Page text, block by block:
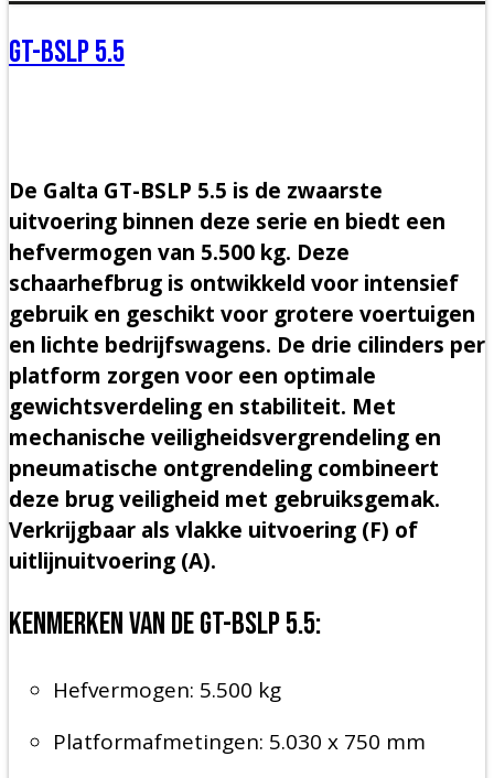
GT-BSLP 5.5
De Galta GT-BSLP 5.5 is de zwaarste
uitvoering binnen deze serie en biedt een
hefvermogen van 5.500 kg. Deze
schaarhefbrug is ontwikkeld voor intensief
gebruik en geschikt voor grotere voertuigen
en lichte bedrijfswagens. De drie cilinders per
platform zorgen voor een optimale
gewichtsverdeling en stabiliteit. Met
mechanische veiligheidsvergrendeling en
pneumatische ontgrendeling combineert
deze brug veiligheid met gebruiksgemak.
Verkrijgbaar als vlakke uitvoering (F) of
uitlijnuitvoering (A).
Kenmerken van de GT-BSLP 5.5:
Hefvermogen: 5.500 kg
Platformafmetingen: 5.030 x 750 mm